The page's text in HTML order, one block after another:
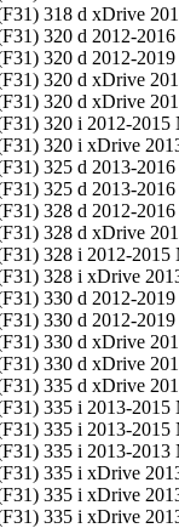
318 d xDrive
320 d 2012-
320 d 2012-
320 d xDrive
320 d xDrive
320 i 2012-2015
320 i xDrive
325 d 2013-
325 d 2013-
328 d 2012-
328 d xDrive
328 i 2012-
328 i xDrive
330 d 2012-
330 d 2012-
330 d xDrive
330 d xDrive
335 d xDrive
335 i 2013-2015
335 i 2013-2015
335 i 2013-2013
335 i xDrive
335 i xDrive
335 i xDrive